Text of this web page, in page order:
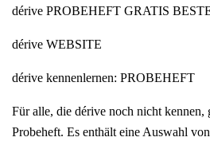
dérive PROBEHEFT GRATIS
dérive WEBSITE
dérive kennenlernen: PROBEHEFT
Für alle, die dérive noch nicht kennen,
Probeheft. Es enthält eine Auswahl